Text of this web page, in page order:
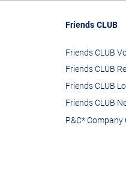
Friends CLUB
Friends CLUB
Friends CLUB
Friends CLUB
Friends CLUB
P&C*